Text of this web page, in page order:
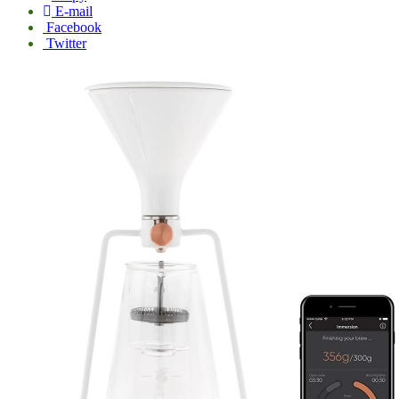
E-mail
Facebook
Twitter